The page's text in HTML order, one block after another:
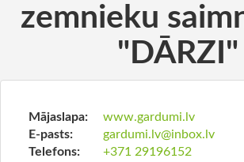
zemnieku
"DĀRZI"
Mājaslapa:
www.gardumi.lv
E-pasts:
gardumi.lv@inbox.lv
Telefons:
+371 29196152